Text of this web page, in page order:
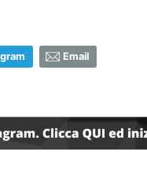
Email